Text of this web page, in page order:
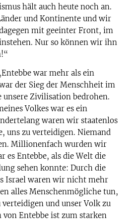
hält auch heute noch an.
und Kontinente und wir
mit geeinter Front, im
Nur so können wir ihn
war mehr als ein
der Sieg der Menschheit im
unsere Zivilisation bedrohen.
Volkes war es ein
waren wir staatenlos
uns zu verteidigen. Niemand
Millionenfach wurden wir
es Entebbe, als die Welt die
sehen konnte: Durch die
Israel waren wir nicht mehr
alles Menschenmögliche tun,
und unser Volk zu
von Entebbe ist zum starken